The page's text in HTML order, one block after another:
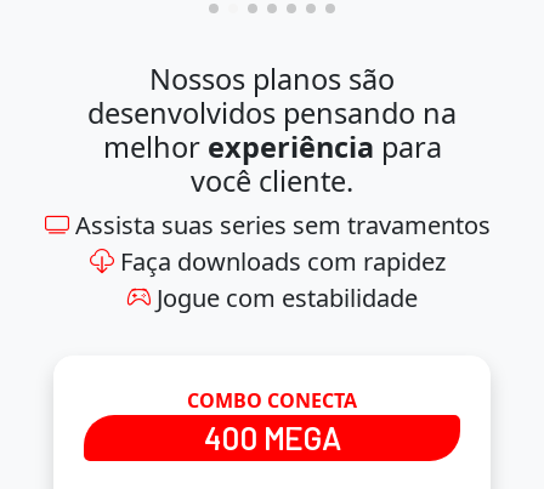
Nossos planos são
desenvolvidos pensando na
melhor experiência para
você cliente.
Assista suas series sem travamentos
Faça downloads com rapidez
Jogue com estabilidade
COMBO CONECTA
400 MEGA